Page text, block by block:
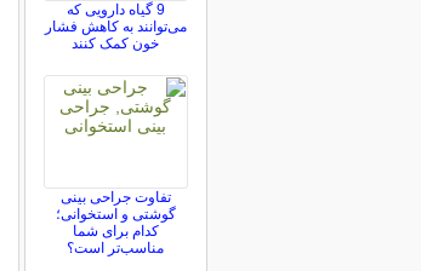
9 گیاه دارویی که
می‌توانند به کاهش فشار
خون کمک کنند
تفاوت جراحی بینی
گوشتی و استخوانی؛
کدام برای شما
مناسب‌تر است؟